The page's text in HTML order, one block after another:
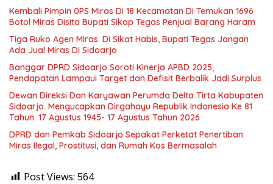
Kembali Pimpin 0PS Miras Di 18 Kecamatan Di Temukan 1696
Botol Miras Disita Bupati Sikap Tegas Penjual Barang Haram
Tiga Ruko Agen Miras. Di Sikat Habis, Bupati Tegas Jangan
Ada Jual Miras Di Sidoarjo
Banggar DPRD Sidoarjo Soroti Kinerja APBD 2025,
Pendapatan Lampaui Target dan Defisit Berbalik Jadi Surplus
Dewan Direksi Dan Karyawan Perumda Delta Tirta Kabupaten
Sidoarjo. Mengucapkan Dirgahayu Republik Indonesia Ke 81
Tahun. 17 Agustus 1945- 17 Agustus Tahun 2026
DPRD dan Pemkab Sidoarjo Sepakat Perketat Penertiban
Miras Ilegal, Prostitusi, dan Rumah Kos Bermasalah
Post Views: 564